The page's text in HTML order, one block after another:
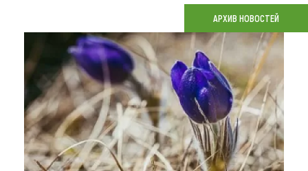
О регионе
Коллекция впечатлений
Другие рубрики
АРХИВ НОВОСТЕЙ